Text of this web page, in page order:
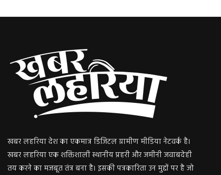
खबर लहरिया देश का एकमात्र डिजिटल ग्रामीण मीडिया नेटवर्क है।
खबर लहरिया एक शक्तिशाली स्थानीय प्रहरी और जमीनी जवाबदेही
तय करने का मजबूत तंत्र बना है। इसकी पत्रकारिता उन मुद्दों पर है जो